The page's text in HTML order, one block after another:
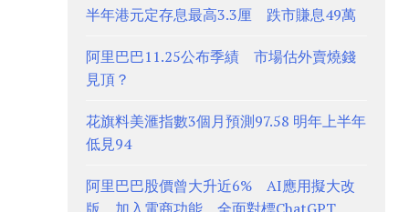
半年港元定存息最高3.3厘 跌市賺息49萬
阿里巴巴11.25公布季績 市場估外賣燒錢
見頂？
花旗料美滙指數3個月預測97.58 明年上半年
低見94
阿里巴巴股價曾大升近6% AI應用擬大改